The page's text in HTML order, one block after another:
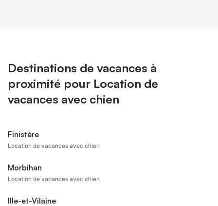
Destinations de vacances à
proximité pour Location de
vacances avec chien
Finistère
Location de vacances avec chien
Morbihan
Location de vacances avec chien
Ille-et-Vilaine